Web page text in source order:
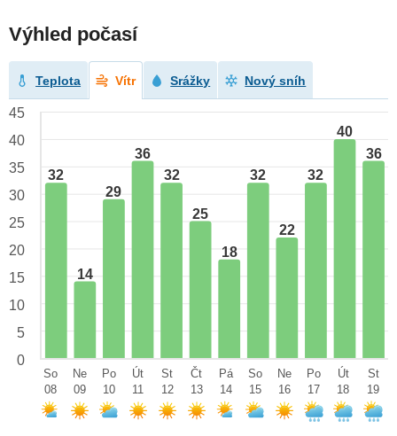
Výhled počasí
Teplota Vítr Srážky Nový sníh
32
14
29
36
32
25
18
32
22
32
40
36
45
40
35
30
25
20
15
10
5
0
So
08
Ne
09
Po
10
Út
11
St
12
Čt
13
Pá
14
So
15
Ne
16
Po
17
Út
18
St
19